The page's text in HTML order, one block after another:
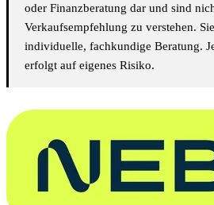
oder Finanzberatung dar und sind
Verkaufsempfehlung zu verstehen.
individuelle, fachkundige Beratung.
erfolgt auf eigenes Risiko.